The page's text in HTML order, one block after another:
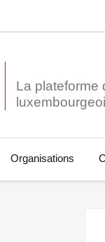
La plateforme
Organisations